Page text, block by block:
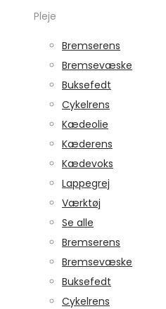
Pleje
Bremserens
Bremsevæske
Buksefedt
Cykelrens
Kædeolie
Kæderens
Kædevoks
Lappegrej
Værktøj
Se alle
Bremserens
Bremsevæske
Buksefedt
Cykelrens